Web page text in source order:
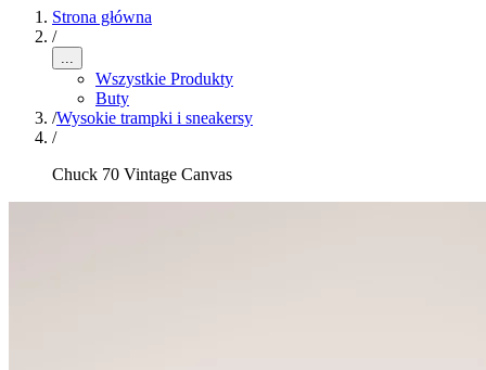
Strona główna
/
...
Wszystkie Produkty
Buty
/Wysokie trampki i sneakersy
/
Chuck 70 Vintage Canvas